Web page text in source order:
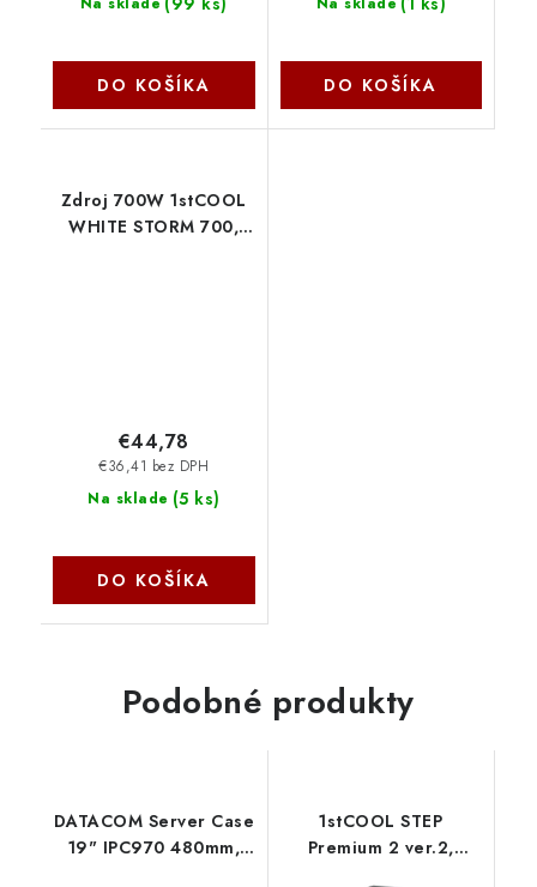
DO KOŠÍKA DO KOŠÍKA
Zdroj 700W 1stCOOL
WHITE STORM 700,
Na sklade (5 ks)
€36,41 bez DPH
€44,78
DO KOŠÍKA
Podobné produkty
DATACOM Server Case
19" IPC970 480mm,
1stCOOL STEP
Premium 2 ver.2,